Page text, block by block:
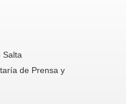
Salta
de Prensa y